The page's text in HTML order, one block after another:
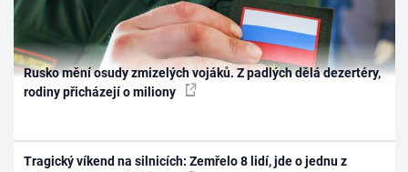
Rusko mění osudy zmizelých vojáků. Z padlých dělá dezertéry,
rodiny přicházejí o miliony
Tragický víkend na silnicích: Zemřelo 8 lidí, jde o jednu z